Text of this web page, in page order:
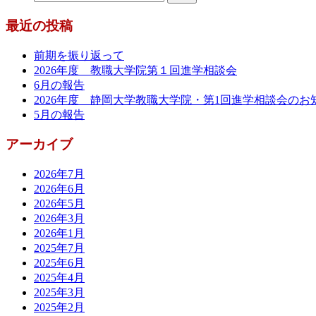
最近の投稿
前期を振り返って
2026年度 教職大学院第１回進学相談会
6月の報告
2026年度 静岡大学教職大学院・第1回進学相談会のお
5月の報告
アーカイブ
2026年7月
2026年6月
2026年5月
2026年3月
2026年1月
2025年7月
2025年6月
2025年4月
2025年3月
2025年2月